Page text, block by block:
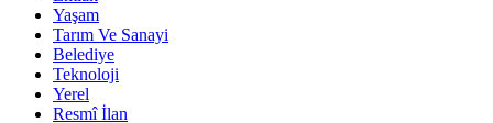
Yaşam
Tarım Ve Sanayi
Belediye
Teknoloji
Yerel
Resmî İlan